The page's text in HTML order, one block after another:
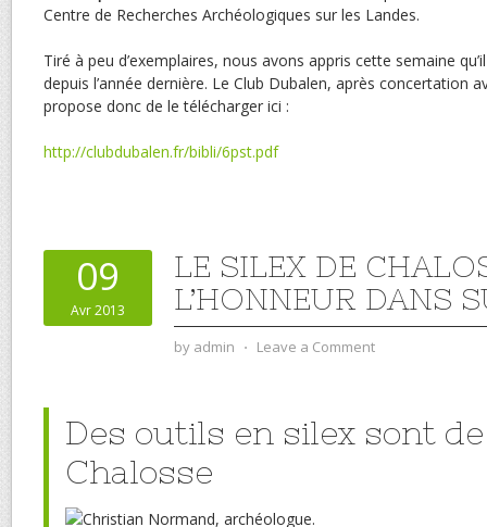
Centre de Recherches Archéologiques sur les Landes.
Tiré à peu d’exemplaires, nous avons appris cette semaine
depuis l’année dernière. Le Club Dubalen, après concertation
propose donc de le télécharger ici :
http://clubdubalen.fr/bibli/6pst.pdf
09
Avr 2013
LE SILEX DE
L’HONNEUR DANS
by admin ⋅ Leave a Comment
Des outils en silex sont
Chalosse